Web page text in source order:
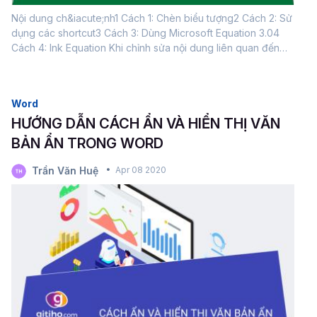
Nội dung ch&iacute;nh1 Cách 1: Chèn biểu tượng2 Cách 2: Sử
dụng các shortcut3 Cách 3: Dùng Microsoft Equation 3.04
Cách 4: Ink Equation Khi chỉnh sửa nội dung liên quan đến
thực hiện. Cách 1: Chèn biểu tượng Bước 1: Mở tài liệu Word
hoặc Excel rồi chuyển đến vị trí cần chèn các ký tự. Bước 2:
Chuyển ...
Word
HƯỚNG DẪN CÁCH ẨN VÀ HIỂN THỊ VĂN
BẢN ẨN TRONG WORD
Trần Văn Huệ Apr 08 2020